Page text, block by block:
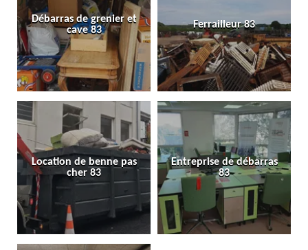
Débarras de grenier et
cave 83
Ferrailleur 83
Location de benne pas
cher 83
Entreprise de débarras
83